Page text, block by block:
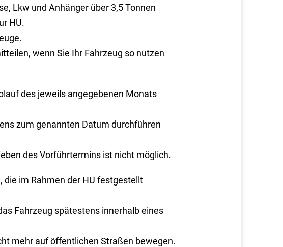
Lkw und Anhänger über 3,5 Tonnen
HU.
wenn Sie Ihr Fahrzeug so nutzen
des jeweils angegebenen Monats
zum genannten Datum durchführen
des Vorführtermins ist nicht möglich.
die im Rahmen der HU festgestellt
Fahrzeug spätestens innerhalb eines
mehr auf öffentlichen Straßen bewegen.